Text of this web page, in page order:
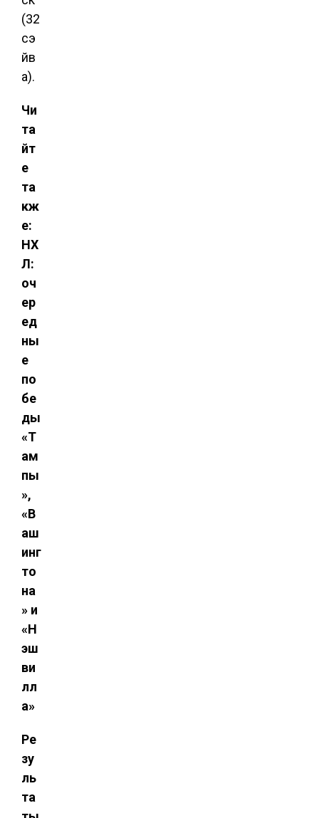
(32
сэ
йв
а).
Чи
та
йт
е
та
кж
е:
НХ
Л:
оч
ер
ед
ны
е
по
бе
ды
«Т
ам
пы
»,
«В
аш
инг
то
на
» и
«Н
эш
ви
лл
а»
Ре
зу
ль
та